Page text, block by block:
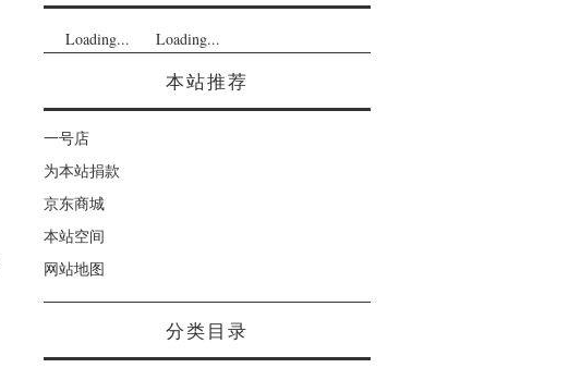
Loading... Loading...
本站推荐
一号店
为本站捐款
京东商城
本站空间
网站地图
分类目录